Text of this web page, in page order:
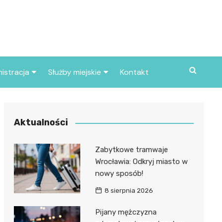
miasta
Służby miejskie
Policja
Kontakt
Aktualności
Zabytkowe tramwaje
Wrocławia: Odkryj miasto w
nowy sposób!
8 sierpnia 2026
Pijany mężczyzna